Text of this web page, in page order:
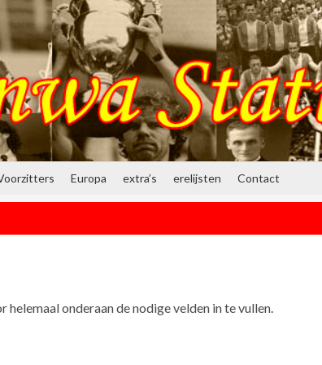
Europa extra’s erelijsten Contact
onderaan de nodige velden in te vullen.